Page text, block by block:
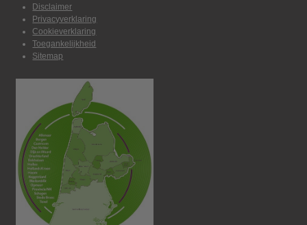
Disclaimer
Privacyverklaring
Cookieverklaring
Toegankelijkheid
Sitemap